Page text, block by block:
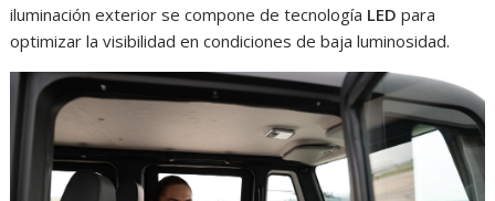
iluminación exterior se compone de tecnología LED para
optimizar la visibilidad en condiciones de baja luminosidad.